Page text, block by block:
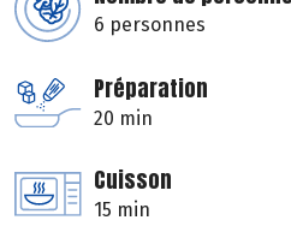
6 personnes
Préparation
20 min
Cuisson
15 min